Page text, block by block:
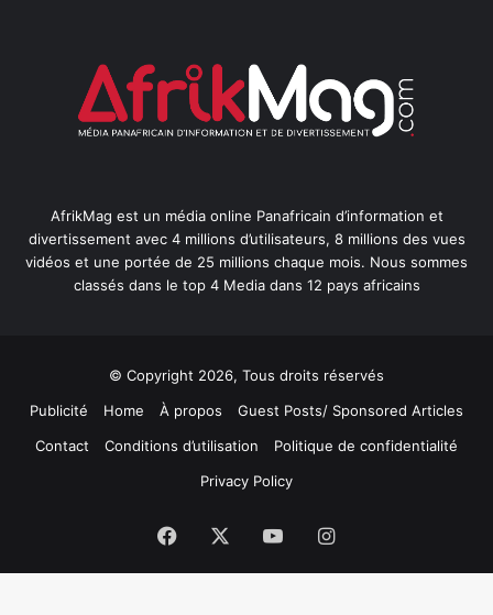
AfrikMag est un média online Panafricain d’information et
divertissement avec 4 millions d’utilisateurs, 8 millions des vues
vidéos et une portée de 25 millions chaque mois. Nous sommes
classés dans le top 4 Media dans 12 pays africains
© Copyright 2026, Tous droits réservés
Publicité
Home À propos
Guest Posts/ Sponsored Articles
Contact
Conditions d’utilisation
Politique de confidentialité
Privacy Policy
Facebook YouTubeInstagram